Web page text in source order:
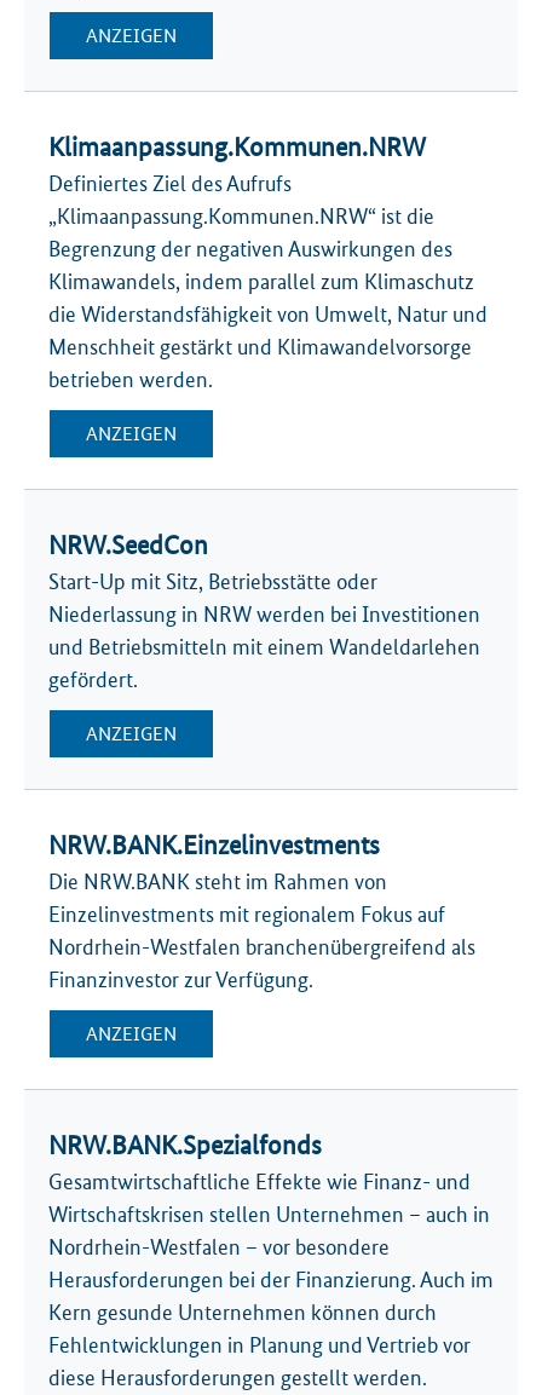
ANZEIGEN
Klimaanpassung.Kommunen.NRW
Definiertes Ziel des Aufrufs
„Klimaanpassung.Kommunen.NRW“ ist die
Begrenzung der negativen Auswirkungen des
Klimawandels, indem parallel zum Klimaschutz
die Widerstandsfähigkeit von Umwelt, Natur und
Menschheit gestärkt und Klimawandelvorsorge
betrieben werden.
ANZEIGEN
NRW.SeedCon
Start-Up mit Sitz, Betriebsstätte oder
Niederlassung in NRW werden bei Investitionen
und Betriebsmitteln mit einem Wandeldarlehen
gefördert.
ANZEIGEN
NRW.BANK.Einzelinvestments
Die NRW.BANK steht im Rahmen von
Einzelinvestments mit regionalem Fokus auf
Nordrhein-Westfalen branchenübergreifend als
Finanzinvestor zur Verfügung.
ANZEIGEN
NRW.BANK.Spezialfonds
Gesamtwirtschaftliche Effekte wie Finanz- und
Wirtschaftskrisen stellen Unternehmen – auch in
Nordrhein-Westfalen – vor besondere
Herausforderungen bei der Finanzierung. Auch im
Kern gesunde Unternehmen können durch
Fehlentwicklungen in Planung und Vertrieb vor
diese Herausforderungen gestellt werden.